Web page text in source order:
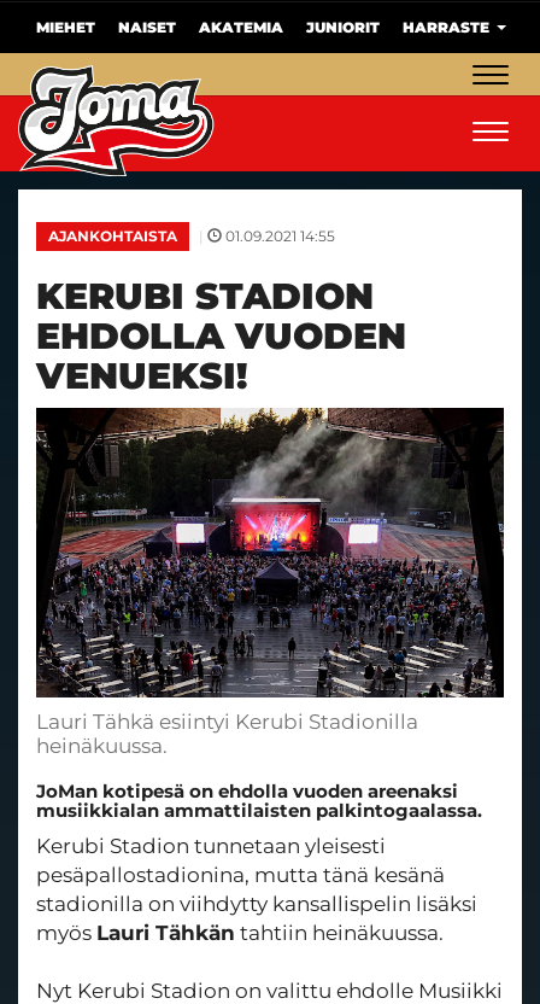
MIEHET NAISET AKATEMIA JUNIORIT HARRASTE
AJANKOHTAISTA | 01.09.2021 14:55
KERUBI STADION
EHDOLLA VUODEN
VENUEKSI!
Lauri Tähkä esiintyi Kerubi Stadionilla
heinäkuussa.
JoMan kotipesä on ehdolla vuoden areenaksi
musiikkialan ammattilaisten palkintogaalassa.
Kerubi Stadion tunnetaan yleisesti
pesäpallostadionina, mutta tänä kesänä
stadionilla on viihdytty kansallispelin lisäksi
myös Lauri Tähkän tahtiin heinäkuussa.
Nyt Kerubi Stadion on valittu ehdolle Musiikki